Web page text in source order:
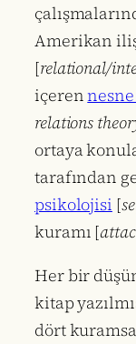
Amerikan
[relational/
içeren
relations
ortaya
tarafından
psikolojisi [
kuramı [
Her bir
kitap
dört